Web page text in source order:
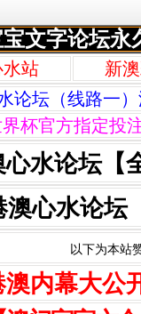
文字论坛永
站
新
论坛（线路一
界杯官方指定投
水论坛【
澳心水论坛
以下为本站
澳内幕大公